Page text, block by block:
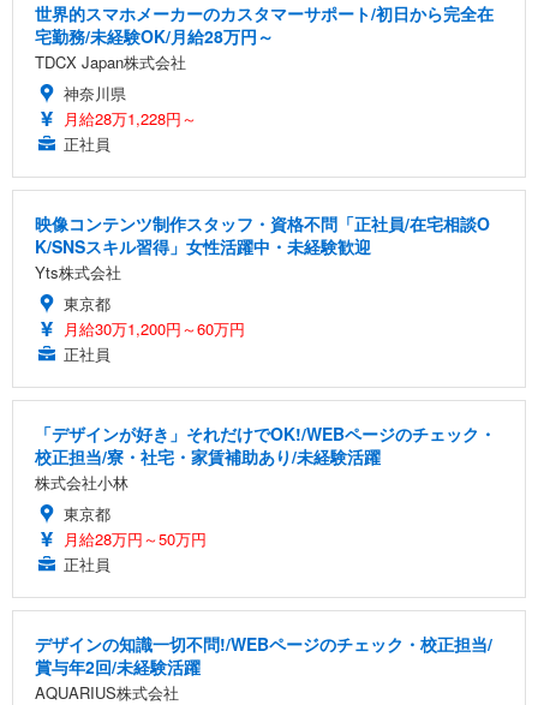
世界的スマホメーカーのカスタマーサポート/初日から完全在
宅勤務/未経験OK/月給28万円～
TDCX Japan株式会社
神奈川県
月給28万1,228円～
正社員
映像コンテンツ制作スタッフ・資格不問「正社員/在宅相談O
K/SNSスキル習得」女性活躍中・未経験歓迎
Yts株式会社
東京都
月給30万1,200円～60万円
正社員
「デザインが好き」それだけでOK!/WEBページのチェック・
校正担当/寮・社宅・家賃補助あり/未経験活躍
株式会社小林
東京都
月給28万円～50万円
正社員
デザインの知識一切不問!/WEBページのチェック・校正担当/
賞与年2回/未経験活躍
AQUARIUS株式会社